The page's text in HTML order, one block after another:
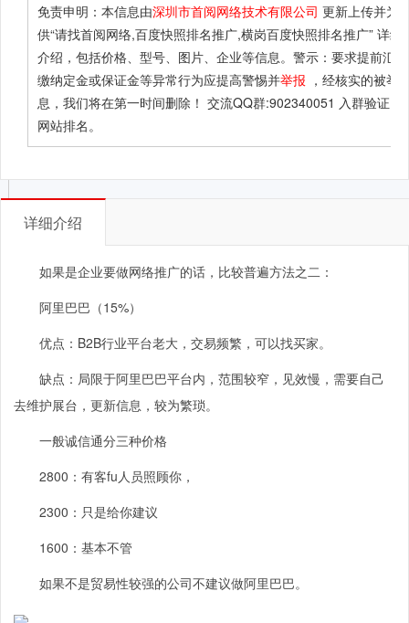
免责申明：本信息由深圳市首阅网络技术有限公司 更新上传并为
供“请找首阅网络,百度快照排名推广,横岗百度快照排名推广” 详细
介绍，包括价格、型号、图片、企业等信息。警示：要求提前汇
缴纳定金或保证金等异常行为应提高警惕并举报 ，经核实的被举
息，我们将在第一时间删除！ 交流QQ群:902340051 入群验证：
网站排名。
详细介绍
如果是企业要做网络推广的话，比较普遍方法之二：
阿里巴巴（15%）
优点：B2B行业平台老大，交易频繁，可以找买家。
缺点：局限于阿里巴巴平台内，范围较窄，见效慢，需要自己
去维护展台，更新信息，较为繁琐。
一般诚信通分三种价格
2800：有客fu人员照顾你，
2300：只是给你建议
1600：基本不管
如果不是贸易性较强的公司不建议做阿里巴巴。